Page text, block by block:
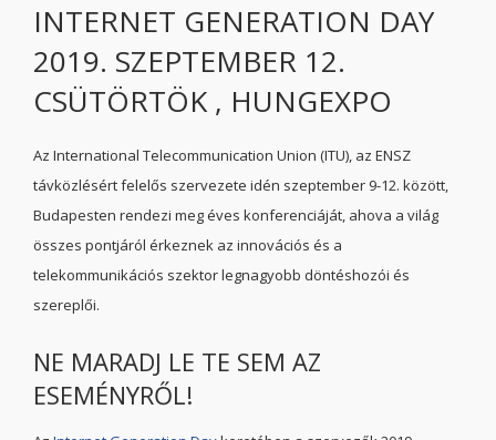
INTERNET GENERATION DAY
2019. SZEPTEMBER 12.
CSÜTÖRTÖK , HUNGEXPO
Az International Telecommunication Union (ITU), az ENSZ
távközlésért felelős szervezete idén szeptember 9-12. között,
Budapesten rendezi meg éves konferenciáját, ahova a világ
összes pontjáról érkeznek az innovációs és a
telekommunikációs szektor legnagyobb döntéshozói és
szereplői.
NE MARADJ LE TE SEM AZ
ESEMÉNYRŐL!